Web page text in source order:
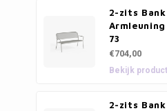
2-zits
73
€704,00
Bekijk product
2-zits